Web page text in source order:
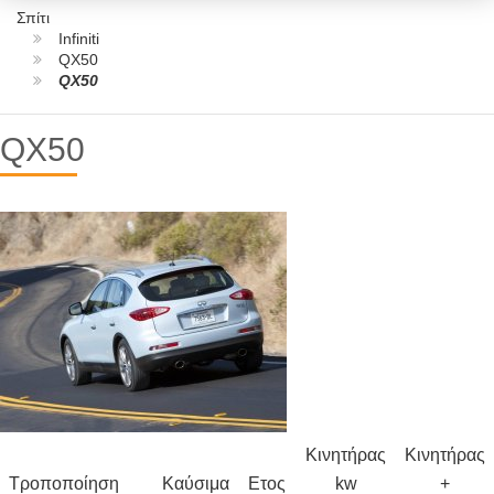
Σπίτι
Infiniti
QX50
QX50
QX50
Τροποποίηση Καύσιμα Ετος
Κινητήρας
kw
Κινητήρας
+